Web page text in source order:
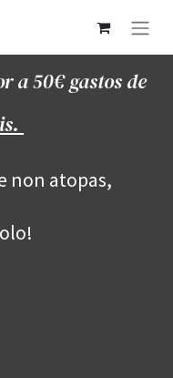
a 50€ gastos de
non atopas,